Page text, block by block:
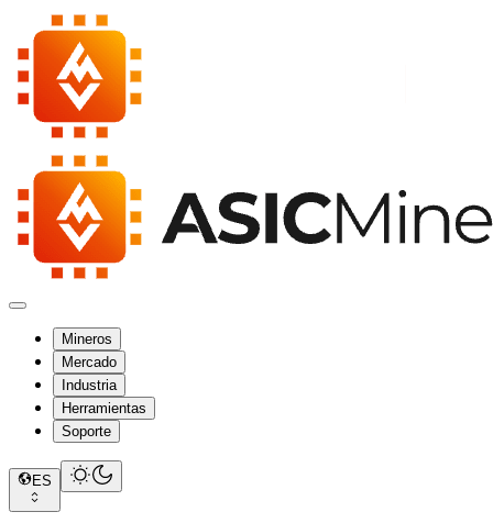
Mineros
Mercado
Industria
Herramientas
Soporte
ES